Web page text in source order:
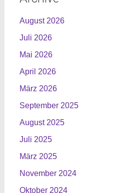
August 2026
Juli 2026
Mai 2026
April 2026
März 2026
September 2025
August 2025
Juli 2025
März 2025
November 2024
Oktober 2024